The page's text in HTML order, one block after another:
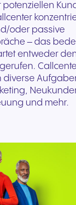
potenziellen
oder passive
– das
entweder
diverse
und mehr.